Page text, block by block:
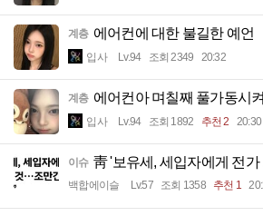
계층 에어컨에 대한 불길한 예언
입사 Lv.94 조회 2349 20:32
계층 에어컨아 며칠째 풀가동시
입사 Lv.94 조회 1892 추천 2 20:30
이슈 靑 '보유세, 세입자에게 전가
백합에이슬 Lv.57 조회 1358 추천 1